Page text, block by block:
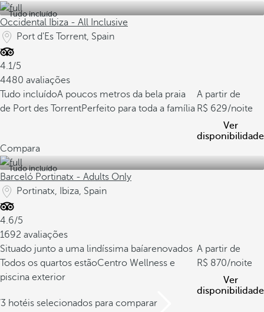
Tudo incluído
Occidental Ibiza - All Inclusive
Port d'Es Torrent, Spain
4.1/5
4480 avaliações
Tudo incluídoA poucos metros da bela praia
de Port des TorrentPerfeito para toda a família
A partir de
629/noite
Ver
disponibilidade
Compara
Tudo incluído
Barceló Portinatx - Adults Only
Portinatx, Ibiza, Spain
4.6/5
1692 avaliações
Situado junto a uma lindíssima baíarenovados
Todos os quartos estãoCentro Wellness e
piscina exterior
A partir de
870/noite
Ver
disponibilidade
hotéis selecionados para comparar